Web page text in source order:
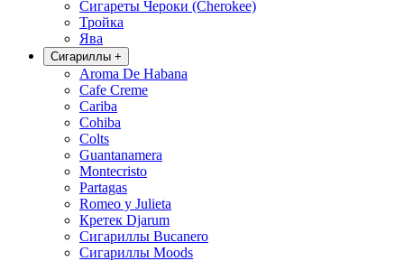
Сигареты Чероки (Cherokee)
Тройка
Ява
Сигариллы +
Aroma De Habana
Cafe Creme
Cariba
Cohiba
Colts
Guantanamera
Montecristo
Partagas
Romeo y Julieta
Кретек Djarum
Сигариллы Bucanero
Сигариллы Moods